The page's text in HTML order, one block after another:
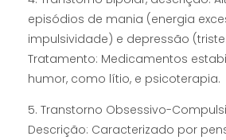
episódios de mania (energia
impulsividade) e depressão
Tratamento: Medicamentos
humor, como lítio, e psicoterapia.
5. Transtorno Obsessivo-
Descrição: Caracterizado por